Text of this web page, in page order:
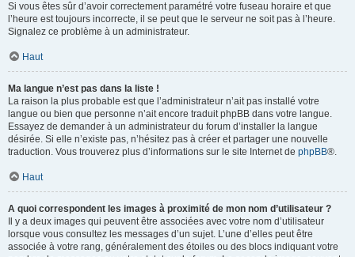
Si vous êtes sûr d’avoir correctement paramétré votre fuseau horaire et que
l’heure est toujours incorrecte, il se peut que le serveur ne soit pas à l’heure.
Signalez ce problème à un administrateur.
Haut
Ma langue n’est pas dans la liste !
La raison la plus probable est que l’administrateur n’ait pas installé votre
langue ou bien que personne n’ait encore traduit phpBB dans votre langue.
Essayez de demander à un administrateur du forum d’installer la langue
désirée. Si elle n’existe pas, n’hésitez pas à créer et partager une nouvelle
traduction. Vous trouverez plus d’informations sur le site Internet de phpBB®.
Haut
A quoi correspondent les images à proximité de mon nom d’utilisateur ?
Il y a deux images qui peuvent être associées avec votre nom d’utilisateur
lorsque vous consultez les messages d’un sujet. L’une d’elles peut être
associée à votre rang, généralement des étoiles ou des blocs indiquant votre